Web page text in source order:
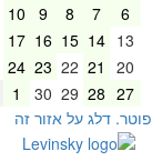
6
7
8
9
10
13
14
15
16
17
20
21
22
23
24
27
28
29
30
דלג על אזור זה